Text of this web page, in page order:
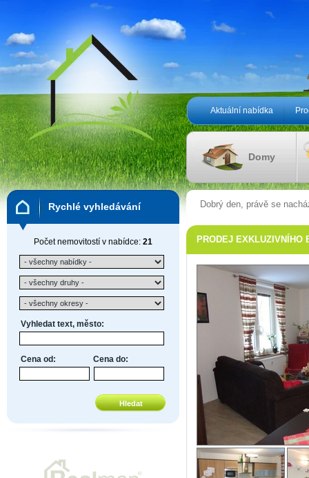
Aktuální nabídka
Domy
Rychlé vyhledávání
Počet nemovitostí v nabídce: 21
Vyhledat text, město:
Cena od: Cena do:
Dobrý den, právě se
PRODEJ EXKLUZIVNÍHO